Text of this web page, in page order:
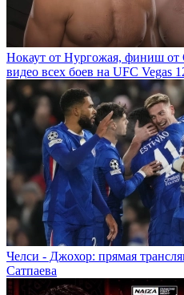
Нокаут от Нургожая, финиш от
видео всех боев на UFC Vegas
Челси - Джохор: прямая
Сатпаева